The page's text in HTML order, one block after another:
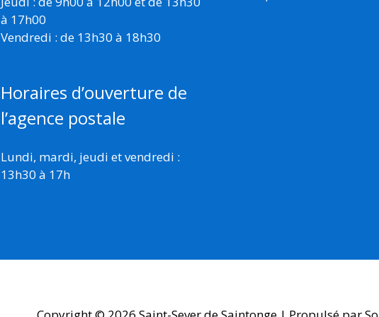
à 17h00
Vendredi : de 13h30 à 18h30
Horaires d’ouverture de
l’agence postale
Lundi, mardi, jeudi et vendredi :
13h30 à 17h